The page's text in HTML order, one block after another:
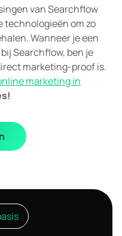
van Searchflow
technologieën om zo
Wanneer je een
Searchflow, ben je
marketing-proof is.
marketing in